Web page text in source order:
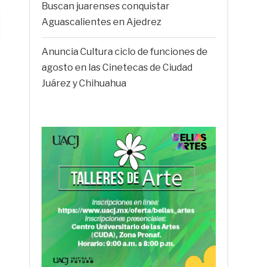
Buscan juarenses conquistar
Aguascalientes en Ajedrez
Anuncia Cultura ciclo de funciones de
agosto en las Cinetecas de Ciudad
Juárez y Chihuahua